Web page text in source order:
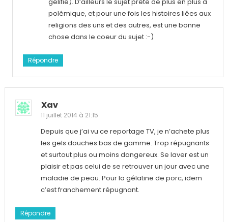
polémique, et pour une fois les histoires liées aux
religions des uns et des autres, est une bonne
chose dans le coeur du sujet :-)
Répondre
Xav
11 juillet 2014 à 21:15
Depuis que j’ai vu ce reportage TV, je n’achete plus
les gels douches bas de gamme. Trop répugnants
et surtout plus ou moins dangereux. Se laver est un
plaisir et pas celui de se retrouver un jour avec une
maladie de peau. Pour la gélatine de porc, idem
c’est franchement répugnant.
Répondre